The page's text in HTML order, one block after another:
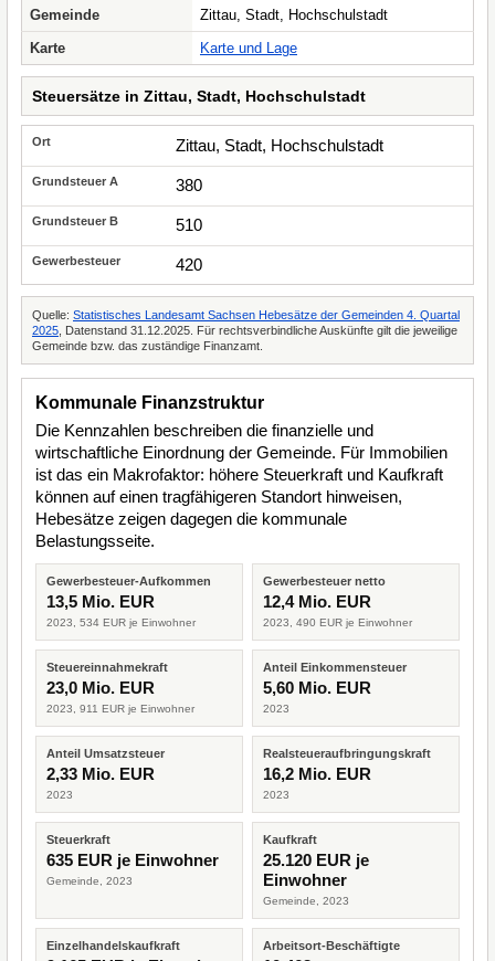
Gemeinde
Zittau, Stadt, Hochschulstadt
Karte
Karte und Lage
Steuersätze in Zittau, Stadt, Hochschulstadt
Zittau, Stadt, Hochschulstadt
380
510
420
Quelle: Statistisches Landesamt Sachsen Hebesätze der Gemeinden 4. Quartal
2025 , Datenstand 31.12.2025. Für rechtsverbindliche Auskünfte gilt die jeweilige
Gemeinde bzw. das zuständige Finanzamt.
Kommunale Finanzstruktur
Die Kennzahlen beschreiben die finanzielle und
wirtschaftliche Einordnung der Gemeinde. Für Immobilien
ist das ein Makrofaktor: höhere Steuerkraft und Kaufkraft
können auf einen tragfähigeren Standort hinweisen,
Hebesätze zeigen dagegen die kommunale
Belastungsseite.
Gewerbesteuer-Aufkommen
13,5 Mio. EUR
2023, 534 EUR je Einwohner
Gewerbesteuer netto
12,4 Mio. EUR
2023, 490 EUR je Einwohner
Steuereinnahmekraft
23,0 Mio. EUR
2023, 911 EUR je Einwohner
Anteil Einkommensteuer
5,60 Mio. EUR
2023
Anteil Umsatzsteuer
2,33 Mio. EUR
2023
Realsteueraufbringungskraft
16,2 Mio. EUR
2023
Steuerkraft
635 EUR je Einwohner
Gemeinde, 2023
Kaufkraft
25.120 EUR je
Einwohner
Gemeinde, 2023
Einzelhandelskaufkraft Arbeitsort-Beschäftigte